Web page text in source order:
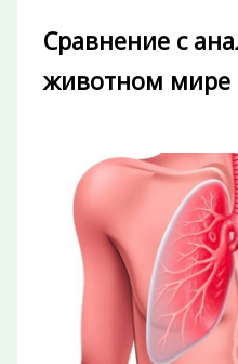
Сравнение с
животном мире